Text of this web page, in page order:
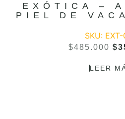
EXÓTICA –
PIEL DE
SKU:
$485.000 $
LEER